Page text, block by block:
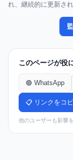
れ、継続的に更新され
このページが役
🟢 WhatsApp
📋 リンクをコ
他のユーザーも影響